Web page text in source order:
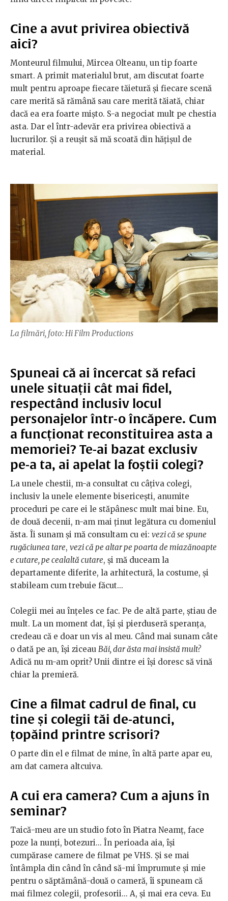
Cine a avut privirea obiectivă
aici?
Monteurul filmului, Mircea Olteanu, un tip foarte
smart. A primit materialul brut, am discutat foarte
mult pentru aproape fiecare tăietură și fiecare scenă
care merită să rămână sau care merită tăiată, chiar
dacă ea era foarte mișto. S-a negociat mult pe chestia
asta. Dar el într-adevăr era privirea obiectivă a
lucrurilor. Și a reușit să mă scoată din hățișul de
material.
La filmări, foto: Hi Film Productions
Spuneai că ai încercat să refaci
unele situații cât mai fidel,
respectând inclusiv locul
personajelor într-o încăpere. Cum
a funcționat reconstituirea asta a
memoriei? Te-ai bazat exclusiv
pe-a ta, ai apelat la foștii colegi?
La unele chestii, m-a consultat cu câțiva colegi,
inclusiv la unele elemente bisericești, anumite
proceduri pe care ei le stăpânesc mult mai bine. Eu,
de două decenii, n-am mai ținut legătura cu domeniul
ăsta. Îi sunam și mă consultam cu ei: vezi că se spune
rugăciunea tare, vezi că pe altar pe poarta de miazănoapte
e cutare, pe cealaltă cutare, și mă duceam la
departamente diferite, la arhitectură, la costume, și
stabileam cum trebuie făcut...
Colegii mei au înțeles ce fac. Pe de altă parte, știau de
mult. La un moment dat, își și pierduseră speranța,
credeau că e doar un vis al meu. Când mai sunam câte
o dată pe an, își ziceau Băi, dar ăsta mai insistă mult?
Adică nu m-am oprit? Unii dintre ei își doresc să vină
chiar la premieră.
Cine a filmat cadrul de final, cu
tine și colegii tăi de-atunci,
țopăind printre scrisori?
O parte din el e filmat de mine, în altă parte apar eu,
am dat camera altcuiva.
A cui era camera? Cum a ajuns în
seminar?
Taică-meu are un studio foto în Piatra Neamț, face
poze la nunți, botezuri... În perioada aia, își
cumpărase camere de filmat pe VHS. Și se mai
întâmpla din când în când să-mi împrumute și mie
pentru o săptămână-două o cameră, îi spuneam că
mai filmez colegii, profesorii... A, și mai era ceva. Eu